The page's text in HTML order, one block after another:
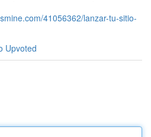
41056362/lanzar-tu-sitio-
Upvoted